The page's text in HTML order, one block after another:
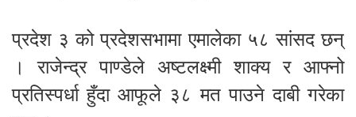
प्रदेश ३ को प्रदेशसभामा एमालेका ५८ सांसद छन्
। राजेन्द्र पाण्डेले अष्टलक्ष्मी शाक्य र आफ्नो
प्रतिस्पर्धा हुँदा आफूले ३८ मत पाउने दाबी गरेका